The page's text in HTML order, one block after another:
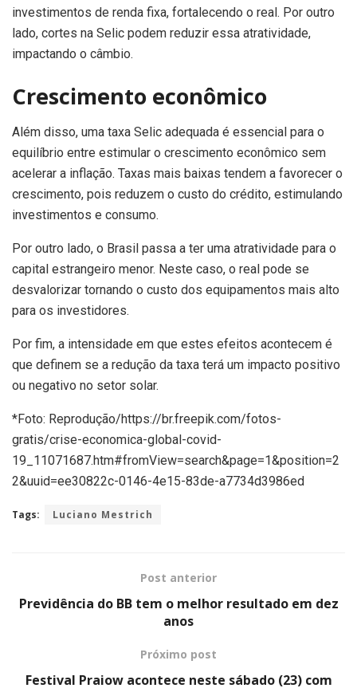
investimentos de renda fixa, fortalecendo o real. Por outro
lado, cortes na Selic podem reduzir essa atratividade,
impactando o câmbio.
Crescimento econômico
Além disso, uma taxa Selic adequada é essencial para o
equilíbrio entre estimular o crescimento econômico sem
acelerar a inflação. Taxas mais baixas tendem a favorecer o
crescimento, pois reduzem o custo do crédito, estimulando
investimentos e consumo.
Por outro lado, o Brasil passa a ter uma atratividade para o
capital estrangeiro menor. Neste caso, o real pode se
desvalorizar tornando o custo dos equipamentos mais alto
para os investidores.
Por fim, a intensidade em que estes efeitos acontecem é
que definem se a redução da taxa terá um impacto positivo
ou negativo no setor solar.
*Foto: Reprodução/https://br.freepik.com/fotos-
gratis/crise-economica-global-covid-
19_11071687.htm#fromView=search&page=1&position=2
2&uuid=ee30822c-0146-4e15-83de-a7734d3986ed
Tags: Luciano Mestrich
Post anterior
Previdência do BB tem o melhor resultado em dez
anos
Próximo post
Festival Praiow acontece neste sábado (23) com